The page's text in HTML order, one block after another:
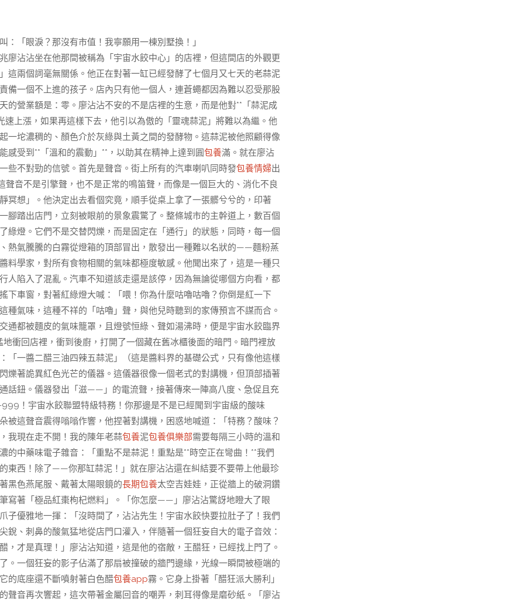
「眼淚？那沒有市值！我寧願用一棟別墅換！」
廖沾沾坐在他那間被稱為「宇宙水餃中心」的店裡，但這間店的外觀更
這兩個詞毫無關係。他正在對著一缸已經發酵了七個月又七天的老蒜泥
備一個不上進的孩子。店內只有他一個人，連蒼蠅都因為難以忍受那股
的營業額是：零。廖沾沾不安的不是店裡的生意，而是他對**「蒜泥成
上漲，如果再這樣下去，他引以為傲的「靈魂蒜泥」將難以為繼。他
一坨濃稠的、顏色介於灰綠與土黃之間的發酵物。這蒜泥被他照顧得像
感受到**「溫和的震動」**，以助其在精神上達到圓包養滿。就在廖沾
些不對勁的信號。首先是聲音。街上所有的汽車喇叭同時發包養情婦出
不是引擎聲，也不是正常的鳴笛聲，而像是一個巨大的、消化不良
冥想」。他決定出去看個究竟，順手從桌上拿了一張髒兮兮的，印著
腳踏出店門，立刻被眼前的景象震驚了。整條城市的主幹道上，數百個
綠燈。它們不是交替閃爍，而是固定在「通行」的狀態，同時，每一個
熱氣騰騰的白霧從燈箱的頂部冒出，散發出一種難以名狀的——麵粉蒸
料學家，對所有食物相關的氣味都極度敏感。他聞出來了，這是一種只
人陷入了混亂。汽車不知道該走還是該停，因為無論從哪個方向看，都
下車窗，對著紅綠燈大喊：「喂！你為什麼咕嚕咕嚕？你倒是紅一下
氣味，這種不祥的「咕嚕」聲，與他兒時聽到的家傳預言不謀而合。
通都被麵皮的氣味籠罩，且燈號恒綠、聲如湯沸時，便是宇宙水餃臨界
衝回店裡，衝到後廚，打開了一個藏在舊冰櫃後面的暗門。暗門裡放
「一醬二醋三油四辣五蒜泥」（這是醬料界的基礎公式，只有像他這樣
爍著詭異紅色光芒的儀器。這儀器很像一個老式的對講機，但頂部插著
話鈕。儀器發出「滋——」的電流聲，接著傳來一陣高八度、急促且充
！宇宙水餃聯盟特級特務！你那邊是不是已經聞到宇宙級的酸味
被這聲音震得嗡嗡作響，他捏著對講機，困惑地喊道：「特務？酸味？
我現在走不開！我的陳年老蒜包養泥包養俱樂部需要每隔三小時的溫和
中藥味電子雜音：「重點不是蒜泥！重點是**時空正在彎曲！**我們
東西！除了——你那缸蒜泥！」就在廖沾沾還在糾結要不要帶上他最珍
黑色燕尾服、戴著太陽眼鏡的長期包養太空吉娃娃，正從牆上的破洞鑽
寫著「極品紅棗枸杞燃料」。「你怎麼——」廖沾沾驚訝地瞪大了眼
子優雅地一揮：「沒時間了，沾沾先生！宇宙水餃快要拉肚子了！我們
、刺鼻的酸氣猛地從店門口灌入，伴隨著一個狂妄自大的電子音效：
，才是真理！」廖沾沾知道，這是他的宿敵，王醋狂，已經找上門了。
。一個狂妄的影子佔滿了那扇被撞破的牆門邊緣，光線一瞬間被極端的
的底座還不斷噴射著白色醋包養app霧。它身上掛著「醋狂派大勝利」
聲音再次響起，這次帶著金屬回音的嘲弄，刺耳得像是磨砂紙。「廖沾